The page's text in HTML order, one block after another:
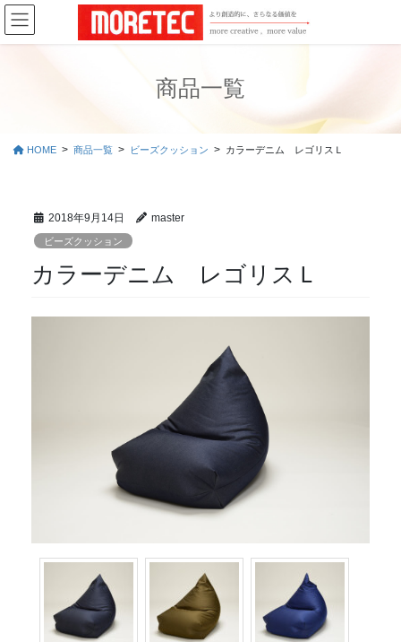
コ
ン
テ
ナ
ビ
ゲ
商品一覧
HOME 商品一覧 ビーズクッション カラーデニム レゴリスＬ
2018年9月14日 master
ビーズクッション
カラーデニム レゴリスＬ